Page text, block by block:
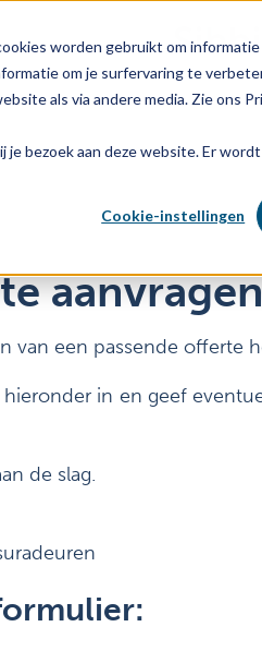
worden gebruikt om
om je surfervaring te
als via andere media. Zie ons
bezoek aan deze website. Er
Cookie-instellingen
van een passende offerte
in en geef
de slag.